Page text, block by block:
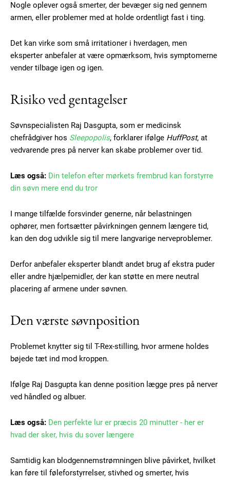
Subscription Plans
Free limited access
Nogle oplever også smerter, der bevæger sig ned gennem
armen, eller problemer med at holde ordentligt fast i ting.
Det kan virke som små irritationer i hverdagen, men
eksperter anbefaler at være opmærksom, hvis symptomerne
vender tilbage igen og igen.
Risiko ved gentagelser
Søvnspecialisten Raj Dasgupta, som er medicinsk
chefrådgiver hos Sleepopolis, forklarer ifølge HuffPost, at
vedvarende pres på nerver kan skabe problemer over tid.
Læs også: Din telefon efter mørkets frembrud kan forstyrre
din søvn mere end du tror
I mange tilfælde forsvinder generne, når belastningen
ophører, men fortsætter påvirkningen gennem længere tid,
kan den dog udvikle sig til mere langvarige nerveproblemer.
Derfor anbefaler eksperter blandt andet brug af ekstra puder
eller andre hjælpemidler, der kan støtte en mere neutral
placering af armene under søvnen.
Den værste søvnposition
Problemet knytter sig til T-Rex-stilling, hvor armene holdes
bøjede tæt ind mod kroppen.
Ifølge Raj Dasgupta kan denne position lægge pres på nerver
ved håndled og albuer.
Læs også: Den perfekte lur er præcis 20 minutter - her er
hvad der sker, hvis du sover længere
Samtidig kan blodgennemstrømningen blive påvirket, hvilket
kan føre til føleforstyrrelser, stivhed og smerter, hvis